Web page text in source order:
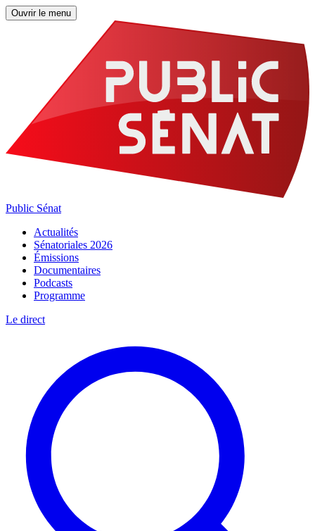
Ouvrir le menu
Public Sénat
Actualités
Sénatoriales 2026
Émissions
Documentaires
Podcasts
Programme
Le direct